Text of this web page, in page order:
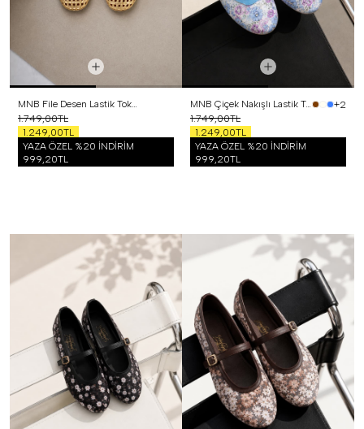
MNB File Desen Lastik Tokalı Babet Gold
1.749,00TL
1.249,00TL
YAZA ÖZEL %20 İNDİRİM
999,20TL
MNB Çiçek Nakışlı Lastik Tokalı Babet Mavi
+2
1.749,00TL
1.249,00TL
YAZA ÖZEL %20 İNDİRİM
999,20TL